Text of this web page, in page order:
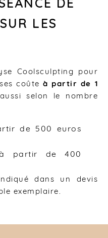
LES
Coolsculpting pour
coûteà partir de 1
selon le nombre
de 500 euros
à partir de 400
dans un devis
exemplaire.